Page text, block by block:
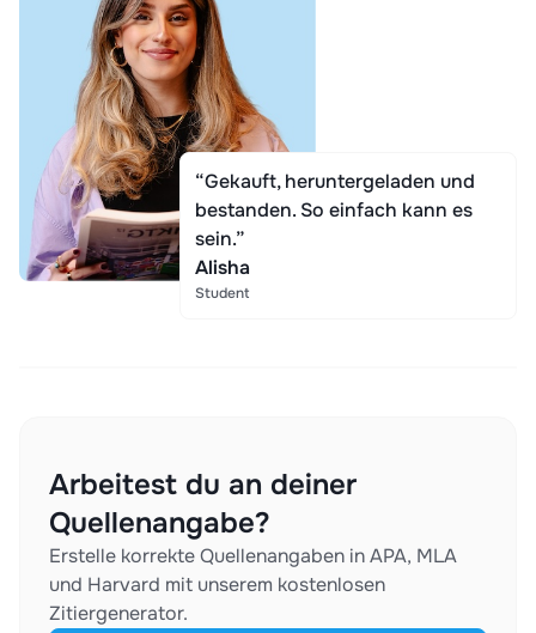
“Gekauft, heruntergeladen und
bestanden. So einfach kann es
sein.”
Alisha
Student
Arbeitest du an deiner
Quellenangabe?
Erstelle korrekte Quellenangaben in APA, MLA
und Harvard mit unserem kostenlosen
Zitiergenerator.